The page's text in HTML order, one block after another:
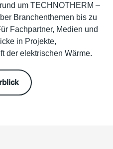
um TECHNOTHERM –
Branchenthemen bis zu
Fachpartner, Medien und
in Projekte,
der elektrischen Wärme.